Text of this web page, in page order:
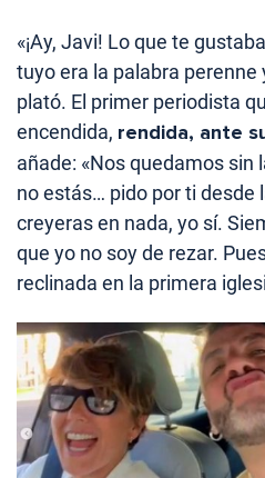
«¡Ay, Javi! Lo que te
tuyo era la palabra perenne
plató. El primer periodista
encendida, rendida, ante
añade: «Nos quedamos sin
no estás… pido por ti desde
creyeras en nada, yo sí.
que yo no soy de rezar.
reclinada en la primera